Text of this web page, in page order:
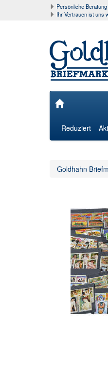
Persönliche Beratung
Ihr Vertrauen ist uns
Reduziert
Goldhahn